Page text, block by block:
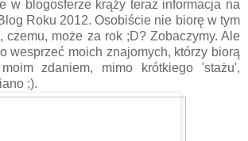
w blogosferze krąży teraz informacja na
Roku 2012. Osobiście nie biorę w tym
czemu, może za rok ;D? Zobaczymy. Ale
wesprzeć moich znajomych, którzy biorą
zdaniem, mimo krótkiego 'stażu',
;).